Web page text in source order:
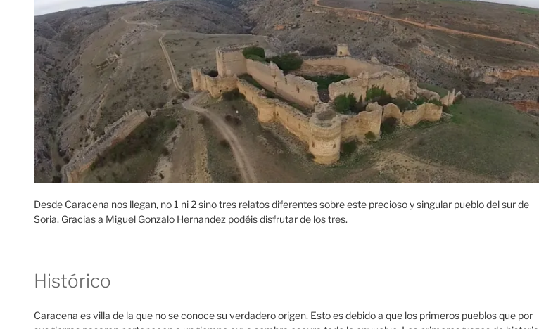
Desde Caracena nos llegan, no 1 ni 2 sino tres relatos diferentes sobre este precioso y singular pueblo del sur de
Soria. Gracias a Miguel Gonzalo Hernandez podéis disfrutar de los tres.
Histórico
Caracena es villa de la que no se conoce su verdadero origen. Esto es debido a que los primeros pueblos que por